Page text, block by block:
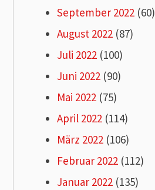
September 2022 (60)
August 2022 (87)
Juli 2022 (100)
Juni 2022 (90)
Mai 2022 (75)
April 2022 (114)
März 2022 (106)
Februar 2022 (112)
Januar 2022 (135)